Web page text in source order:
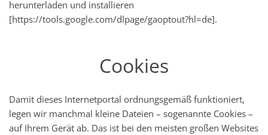
herunterladen und installieren
[https://tools.google.com/dlpage/gaoptout?hl=de].
Cookies
Damit dieses Internetportal ordnungsgemäß funktioniert,
legen wir manchmal kleine Dateien – sogenannte Cookies –
auf Ihrem Gerät ab. Das ist bei den meisten großen Websites